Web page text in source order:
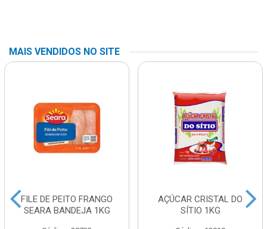
MAIS VENDIDOS NO SITE
FILE DE PEITO FRANGO
SEARA BANDEJA 1KG
AÇÚCAR CRISTAL DO
SÍTIO 1KG